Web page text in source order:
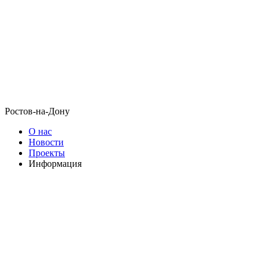
Ростов-на-Дону
О нас
Новости
Проекты
Информация